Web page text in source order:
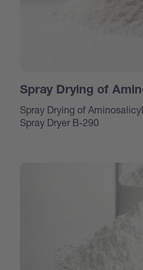
Spray Drying of
Spray Drying of
Spray Dryer B-290